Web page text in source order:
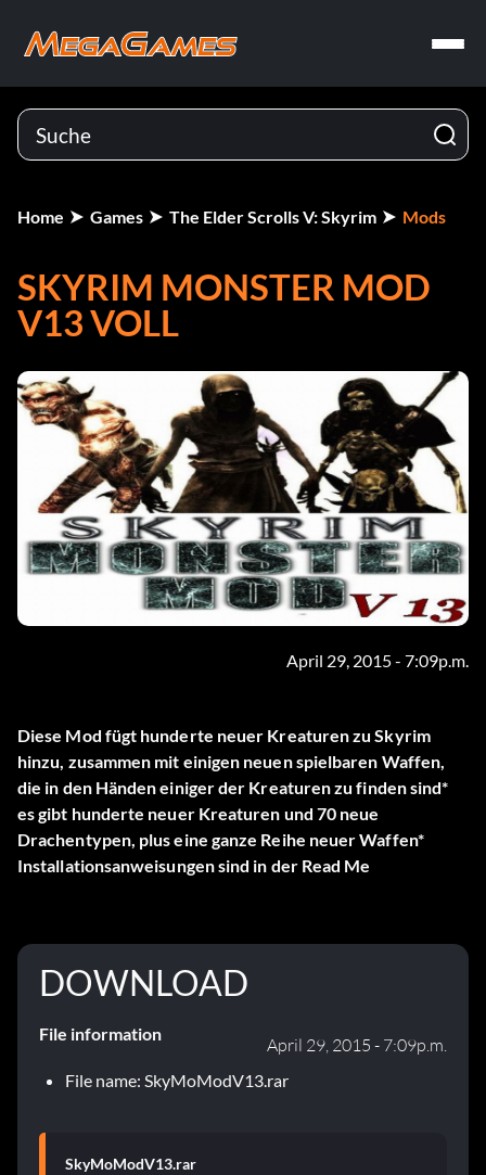
Home Games The Elder Scrolls V: Skyrim Mods
SKYRIM MONSTER MOD
V13 VOLL
April 29, 2015 - 7:09p.m.
Diese Mod fügt hunderte neuer Kreaturen zu Skyrim
hinzu, zusammen mit einigen neuen spielbaren Waffen,
die in den Händen einiger der Kreaturen zu finden sind*
es gibt hunderte neuer Kreaturen und 70 neue
Drachentypen, plus eine ganze Reihe neuer Waffen*
Installationsanweisungen sind in der Read Me
DOWNLOAD
File information
April 29, 2015 - 7:09p.m.
File name: SkyMoModV13.rar
SkyMoModV13.rar